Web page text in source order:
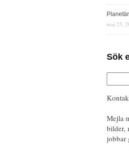
maj 25,
Sök
Mejla
bilder,
jobbar